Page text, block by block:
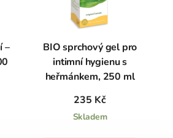
–
BIO sprchový gel pro
intimní hygienu s
heřmánkem, 250 ml
235 Kč
Skladem